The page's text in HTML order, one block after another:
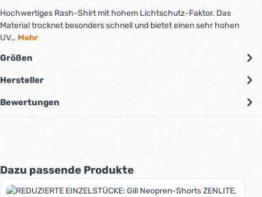
Hochwertiges Rash-Shirt mit hohem Lichtschutz-Faktor. Das
Material trocknet besonders schnell und bietet einen sehr hohen
UV… Mehr
Größen
Hersteller
Bewertungen
Produktgalerie überspringen
Dazu passende Produkte